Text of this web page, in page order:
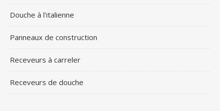
Douche à l'italienne
Panneaux de construction
Receveurs à carreler
Receveurs de douche